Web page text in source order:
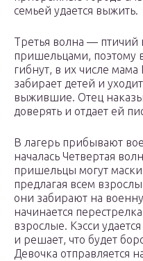
семьей удается выжить.
Третья волна —
пришельцами, поэтому
гибнут, в их числе
забирает детей и
выжившие. Отец
доверять и отдает ей
В лагерь прибывают
началась Четвертая
пришельцы могут
предлагая всем
они забирают на
начинается
взрослые. Кэсси
и решает, что будет
Девочка отправляется